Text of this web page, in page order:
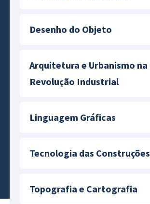
Desenho do Objeto
Arquitetura e Urbanismo na
Revolução Industrial
Linguagem Gráficas
Tecnologia das Construções
Topografia e Cartografia